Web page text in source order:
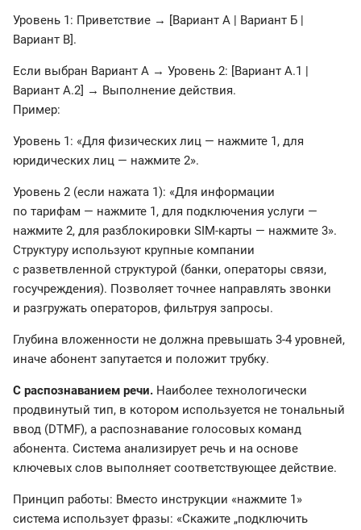
Уровень 1: Приветствие → [Вариант А | Вариант Б |
Вариант В].
Если выбран Вариант А → Уровень 2: [Вариант А.1 |
Вариант А.2] → Выполнение действия.
Пример:
Уровень 1: «Для физических лиц — нажмите 1, для
юридических лиц — нажмите 2».
Уровень 2 (если нажата 1): «Для информации
по тарифам — нажмите 1, для подключения услуги —
нажмите 2, для разблокировки SIM-карты — нажмите 3».
Структуру используют крупные компании
с разветвленной структурой (банки, операторы связи,
госучреждения). Позволяет точнее направлять звонки
и разгружать операторов, фильтруя запросы.
Глубина вложенности не должна превышать 3-4 уровней,
иначе абонент запутается и положит трубку.
С распознаванием речи. Наиболее технологически
продвинутый тип, в котором используется не тональный
ввод (DTMF), а распознавание голосовых команд
абонента. Система анализирует речь и на основе
ключевых слов выполняет соответствующее действие.
Принцип работы: Вместо инструкции «нажмите 1»
система использует фразы: «Скажите „подключить